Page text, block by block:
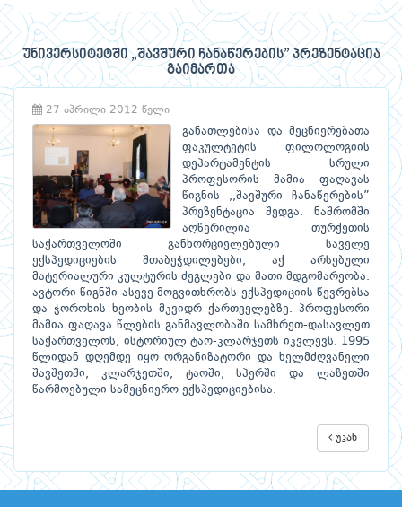
უნივერსიტეტში „შავშური ჩანაწერების” პრეზენტაცია
გაიმართა
27 აპრილი 2012 წელი
განათლებისა და მეცნიერებათა
ფაკულტეტის ფილოლოგიის
დეპარტამენტის სრული
პროფესორის მამია ფაღავას
წიგნის ,,შავშური ჩანაწერების”
პრეზენტაცია შედგა. ნაშრომში
აღწერილია თურქეთის
საქართველოში განხორციელებული საველე
ექსპედიციების შთაბეჭდილებები, აქ არსებული
მატერიალური კულტურის ძეგლები და მათი მდგომარეობა.
ავტორი წიგნში ასევე მოგვითხრობს ექსპედიციის წევრებსა
და ჭოროხის ხეობის მკვიდრ ქართველებზე. პროფესორი
მამია ფაღავა წლების განმავლობაში სამხრეთ-დასავლეთ
საქართველოს, ისტორიულ ტაო-კლარჯეთს იკვლევს. 1995
წლიდან დღემდე იყო ორგანიზატორი და ხელმძღვანელი
შავშეთში, კლარჯეთში, ტაოში, სპერში და ლაზეთში
წარმოებული სამეცნიერო ექსპედიციებისა.
უკან